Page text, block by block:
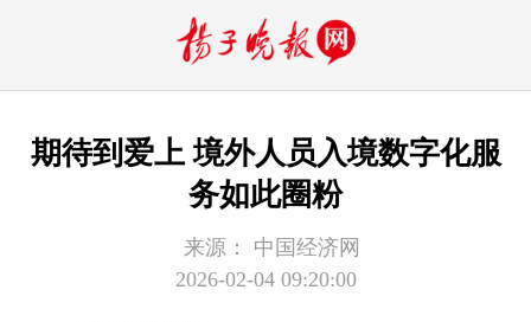
期待到爱上 境外人员入境数字化服
务如此圈粉
来源：
中国经济网
2026-02-04 09:20:00